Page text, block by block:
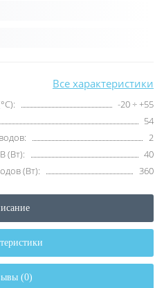
Все характеристики
-20 ÷ +55
54
2
(Вт):
40
(Вт):
360
(0)